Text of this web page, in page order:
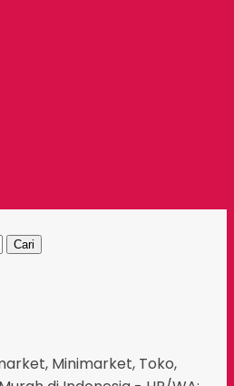
Cari
Minimarket, Toko,